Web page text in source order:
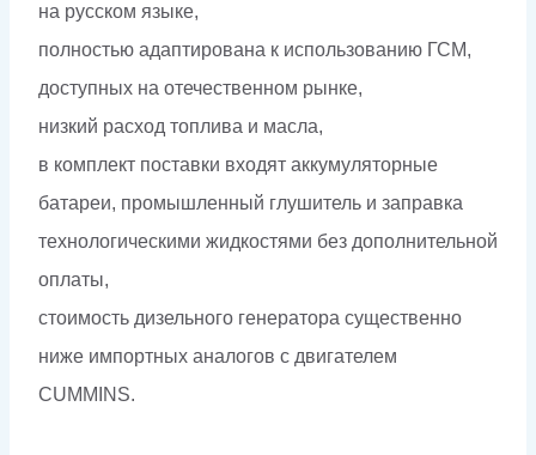
на русском языке,
полностью адаптирована к использованию ГСМ,
доступных на отечественном рынке,
низкий расход топлива и масла,
в комплект поставки входят аккумуляторные
батареи, промышленный глушитель и заправка
технологическими жидкостями без дополнительной
оплаты,
стоимость дизельного генератора существенно
ниже импортных аналогов с двигателем
CUMMINS.